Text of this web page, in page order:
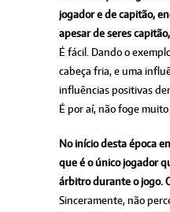
jogador e de capitão,
apesar de seres
É fácil. Dando o
cabeça fria, e uma
influências positivas
É por aí, não foge muito
No início desta época
que é o único jogador
árbitro durante o jogo.
Sinceramente, não